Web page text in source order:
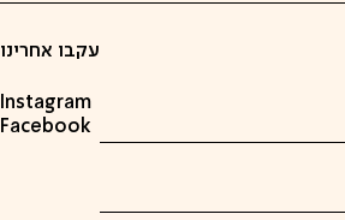
עקבו אחרינו
Instagram
Facebook